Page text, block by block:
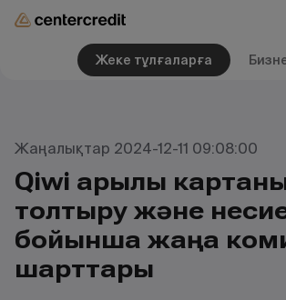
Жеке тұлғаларға
Жаңалықтар 2024-12-11 09:08:00
Qiwi арқылы
толтыру және
бойынша жаңа
шарттары